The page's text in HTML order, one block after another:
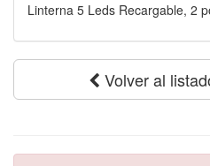
Linterna 5 Leds Recargable, 2
Volver al